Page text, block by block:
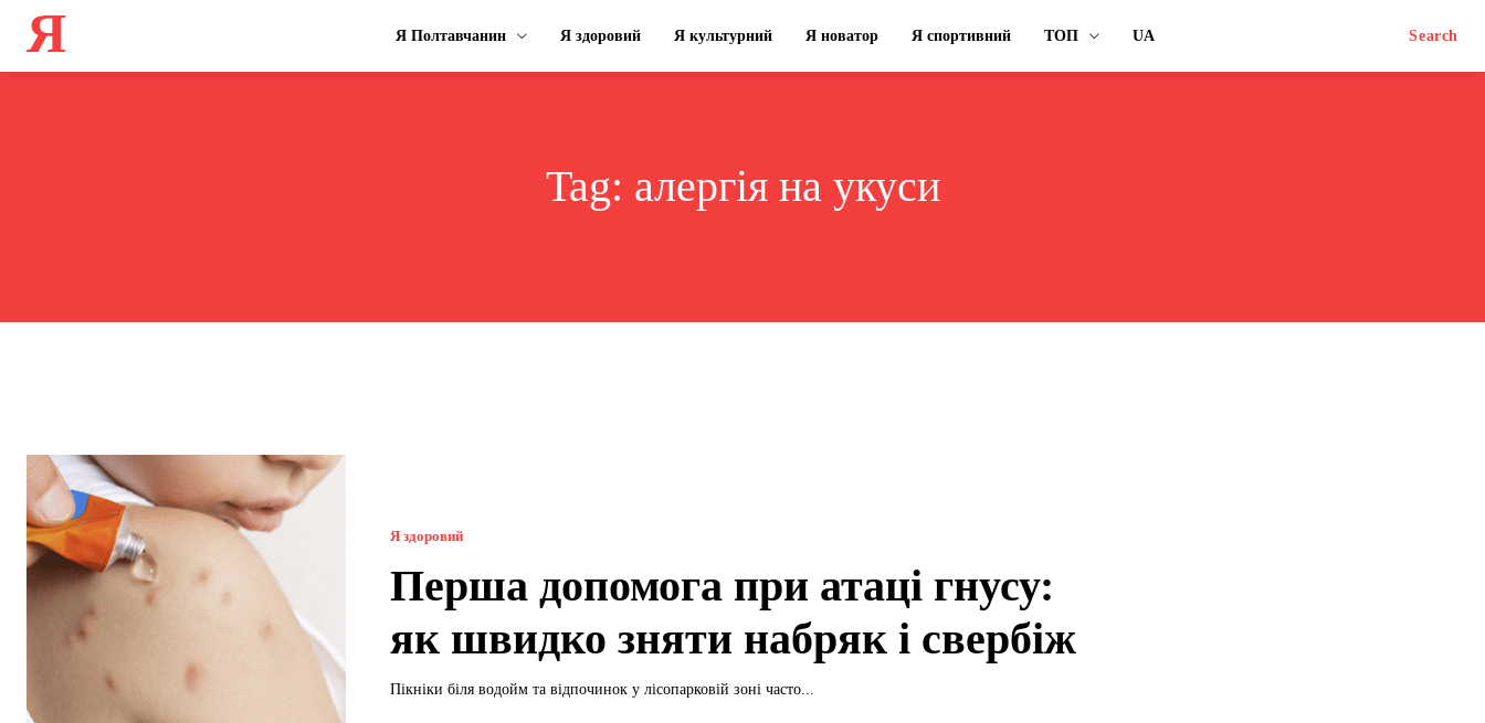
Я Я Полтавчанин Я здоровий Я культурний Я новатор Я спортивний ТОП UA Search
Tag: алергія на укуси
Я здоровий
Перша допомога при атаці гнусу:
як швидко зняти набряк і свербіж
Пікніки біля водойм та відпочинок у лісопарковій зоні часто...